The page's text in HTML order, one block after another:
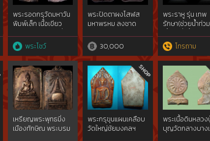
พระรอดกรุวัดมหาวัน
พิมพ์เล็ก เนื้อเขียว
จ.ลำพูนพระโชว์
พระปิดตาผงโสฬส
มหาพรหม ลงชาด
หลวงปู่ทิม วัดละหาร
ไร่
30,000
พระราหู รุ่น เทพ
รักษา(ช่วยน้ำท่ว
รียณกลม ปั้มโบร
ปี2538 วัดสุทัศน์ ก
โทรถาม
เหรียญพระพุทธมิ่ง
เมืองทักษิณ พระบรม
พระกรุขุนแผนเคลือบ
วัดใหญ่ชัยมงคลฯ
พระเนื้อดินหลวง
บุญวัดกลางบางเ